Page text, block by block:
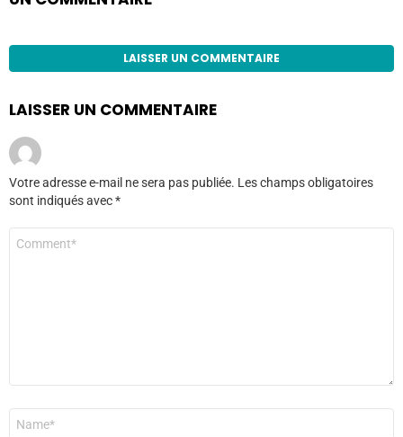
LAISSER UN COMMENTAIRE
LAISSER UN COMMENTAIRE
Votre adresse e-mail ne sera pas publiée. Les champs obligatoires
sont indiqués avec*
Commentaire
Nom